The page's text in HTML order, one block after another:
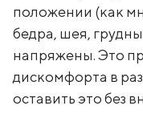
положении (как
бедра, шея,
напряжены. Это
дискомфорта в
оставить это без